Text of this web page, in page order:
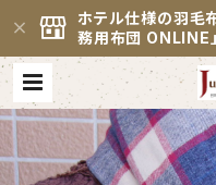
ホテル仕様の羽毛
務用布団 ONLINE